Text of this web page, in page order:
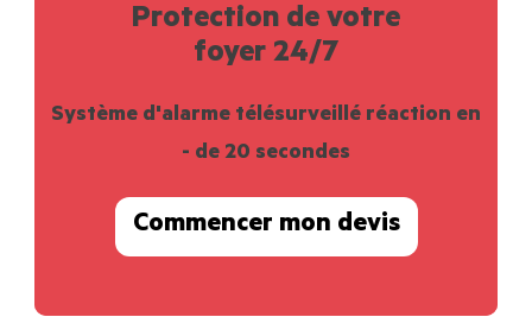
Protection de votre
foyer 24/7
Système d'alarme télésurveillé réaction en
- de 20 secondes
Commencer mon devis